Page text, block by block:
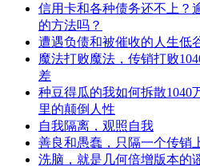
信用卡和各种债务还不上？
的方法吗？
遭遇负债和被催收的人生低
魔法打败魔法，传销打败
差
种豆得瓜的我如何拆散1040
里的颠倒人性
自我隔离，观照自我
善良和愚蠢，只隔一个传销
洗脑，就是几何倍增版本的